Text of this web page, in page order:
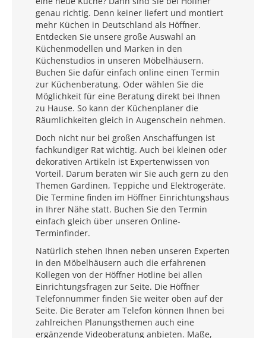
genau richtig. Denn keiner liefert und montiert
mehr Küchen in Deutschland als Höffner.
Entdecken Sie unsere große Auswahl an
Küchenmodellen und Marken in den
Küchenstudios in unseren Möbelhäusern.
Buchen Sie dafür einfach online einen Termin
zur Küchenberatung. Oder wählen Sie die
Möglichkeit für eine Beratung direkt bei Ihnen
zu Hause. So kann der Küchenplaner die
Räumlichkeiten gleich in Augenschein nehmen.
Doch nicht nur bei großen Anschaffungen ist
fachkundiger Rat wichtig. Auch bei kleinen oder
dekorativen Artikeln ist Expertenwissen von
Vorteil. Darum beraten wir Sie auch gern zu den
Themen Gardinen, Teppiche und Elektrogeräte.
Die Termine finden im Höffner Einrichtungshaus
in Ihrer Nähe statt. Buchen Sie den Termin
einfach gleich über unseren Online-
Terminfinder.
Natürlich stehen Ihnen neben unseren Experten
in den Möbelhäusern auch die erfahrenen
Kollegen von der Höffner Hotline bei allen
Einrichtungsfragen zur Seite. Die Höffner
Telefonnummer finden Sie weiter oben auf der
Seite. Die Berater am Telefon können Ihnen bei
zahlreichen Planungsthemen auch eine
ergänzende Videoberatung anbieten. Maße,